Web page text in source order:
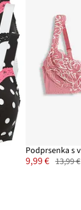
9,99 € 13,99 €